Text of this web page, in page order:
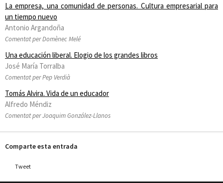
La empresa, una comunidad de personas. Cultura empresarial para
un tiempo nuevo
Antonio Argandoña
Comentat per Domènec Melé
Una educación liberal. Elogio de los grandes libros
José María Torralba
Comentat per Pep Verdià
Tomás Alvira. Vida de un educador
Alfredo Méndiz
Comentat per Joaquim González-Llanos
Comparte esta entrada
Tweet